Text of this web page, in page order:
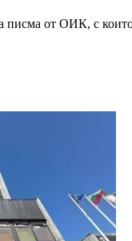
от ОИК, с